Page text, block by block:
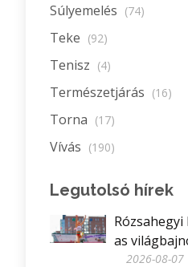
Súlyemelés (74)
Teke (92)
Tenisz (4)
Természetjárás (16)
Torna (17)
Vívás (190)
Legutolsó hírek
as
2026-08-07